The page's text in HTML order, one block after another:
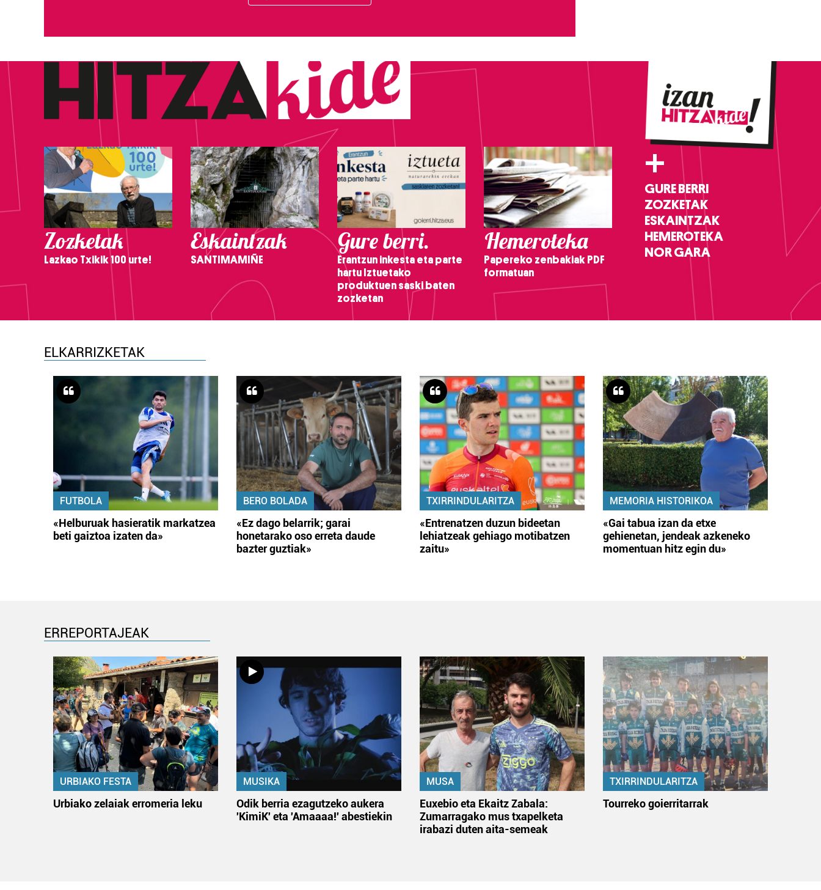
Zozketak
Lazkao Txikik 100 urte!
Eskaintzak
SANTIMAMIÑE
Gure berri.
Erantzun inkesta eta parte
hartu Iztuetako
produktuen saski baten
zozketan
Hemeroteka
Papereko zenbakiak PDF
formatuan
+
GURE BERRI
ZOZKETAK
ESKAINTZAK
HEMEROTEKA
NOR GARA
ELKARRIZKETAK
FUTBOLA
«Helburuak hasieratik markatzea
beti gaiztoa izaten da»
BERO BOLADA
«Ez dago belarrik; garai
honetarako oso erreta daude
bazter guztiak»
TXIRRINDULARITZA
«Entrenatzen duzun bideetan
lehiatzeak gehiago motibatzen
zaitu»
MEMORIA HISTORIKOA
«Gai tabua izan da etxe
gehienetan, jendeak azkeneko
momentuan hitz egin du»
ERREPORTAJEAK
URBIAKO FESTA
Urbiako zelaiak erromeria leku
MUSIKA
Odik berria ezagutzeko aukera
'KimiK' eta 'Amaaaa!' abestiekin
MUSA
Euxebio eta Ekaitz Zabala:
Zumarragako mus txapelketa
irabazi duten aita-semeak
TXIRRINDULARITZA
Tourreko goierritarrak